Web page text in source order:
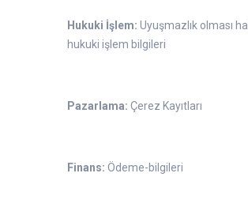
Hukuki İşlem: Uyuşmazlık olması
hukuki işlem bilgileri
Pazarlama: Çerez Kayıtları
Finans: Ödeme-bilgileri